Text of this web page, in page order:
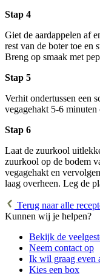
Stap 4
Giet de aardappelen af
rest van de boter toe en
Breng op smaak met
Stap 5
Verhit ondertussen een
vegagehakt 5-6
Stap 6
Laat de zuurkool
zuurkool op de bodem
vegagehakt en
laag overheen. Leg de
Terug naar alle
Kunnen wij je helpen?
Bekijk de
Neem contact op
Ik wil graag even
Kies een box